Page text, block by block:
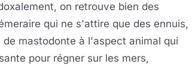
on retrouve bien des
qui ne s'attire que des ennuis,
de mastodonte à l'aspect animal qui
pour régner sur les mers,